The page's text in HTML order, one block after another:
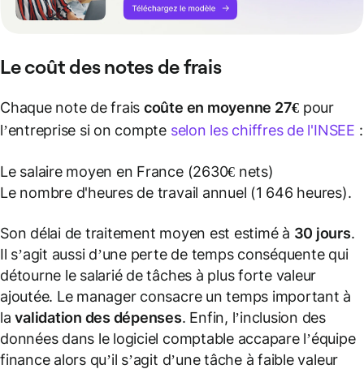
Le coût des notes de frais
Chaque note de frais coûte en moyenne 27€ pour
l’entreprise si on compte selon les chiffres de l'INSEE :
Le salaire moyen en France (2630€ nets)
Le nombre d'heures de travail annuel (1 646 heures).
Son délai de traitement moyen est estimé à 30 jours.
Il s’agit aussi d’une perte de temps conséquente qui
détourne le salarié de tâches à plus forte valeur
ajoutée. Le manager consacre un temps important à
lavalidation des dépenses. Enfin, l’inclusion des
données dans le logiciel comptable accapare l’équipe
finance alors qu’il s’agit d’une tâche à faible valeur